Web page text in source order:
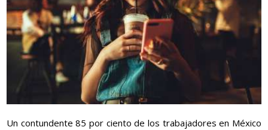
Un contundente 85 por ciento de los trabajadores en México